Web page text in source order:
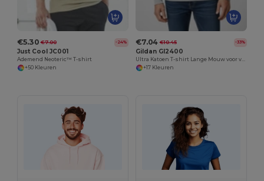
€5.30 €7.00 -24%
Just Cool JC001
Ademend Neoteric™ T-shirt
+50 Kleuren
€7.04 €10.45 -33%
Gildan GI2400
+17 Kleuren